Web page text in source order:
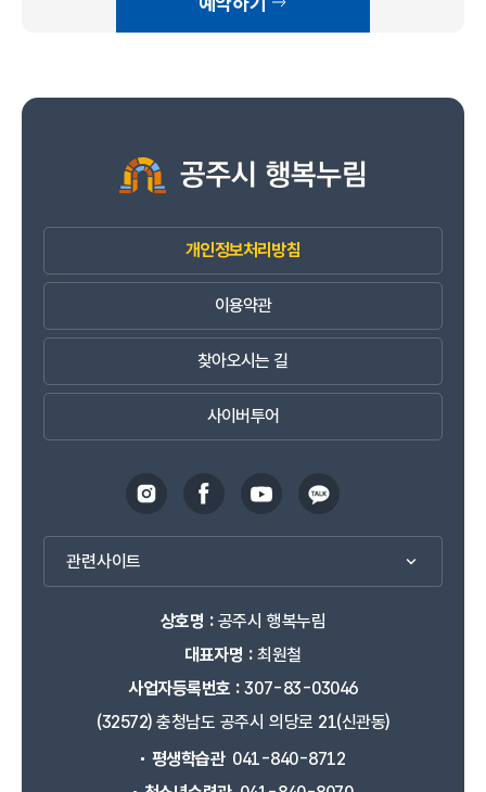
개인정보처리방침
이용약관
찾아오시는 길
사이버투어
관련사이트
상호명 :공주시 행복누림
대표자명 :최원철
사업자등록번호 :307-83-03046
(32572) 충청남도 공주시 의당로 21(신관동)
평생학습관 041-840-8712